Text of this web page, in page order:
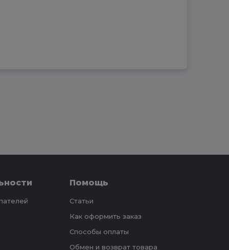
Помощь
Статьи
Как оформить заказ
Способы оплаты
Обмен и возврат товара